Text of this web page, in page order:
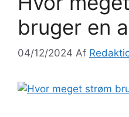
bruger en
04/12/2024 Af